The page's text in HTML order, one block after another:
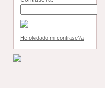
He olvidado mi contrase?a